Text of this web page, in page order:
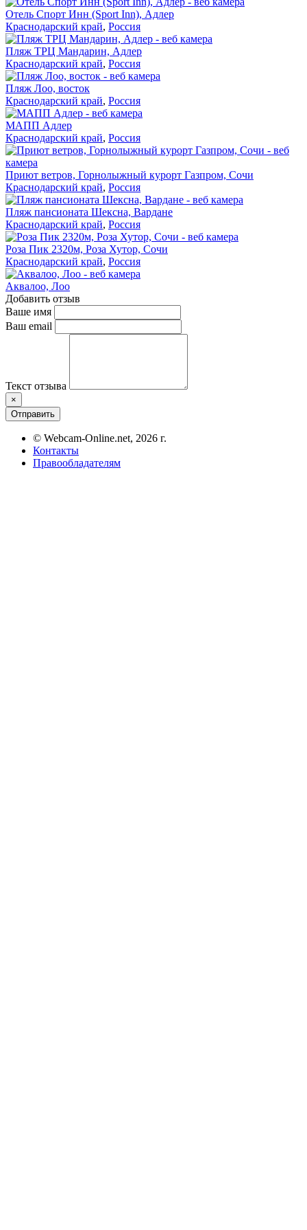
Отель Спорт Инн (Sport Inn), Адлер
Краснодарский край, Россия
Пляж ТРЦ Мандарин, Адлер
Краснодарский край, Россия
Пляж Лоо, восток
Краснодарский край, Россия
МАПП Адлер
Краснодарский край, Россия
Приют ветров, Горнолыжный курорт Газпром, Сочи
Краснодарский край, Россия
Пляж пансионата Шексна, Вардане
Краснодарский край, Россия
Роза Пик 2320м, Роза Хутор, Сочи
Краснодарский край, Россия
Аквалоо, Лоо
Добавить отзыв
Ваше имя
Ваш email
Текст отзыва
×
Отправить
© Webcam-Online.net, 2026 г.
Контакты
Правообладателям